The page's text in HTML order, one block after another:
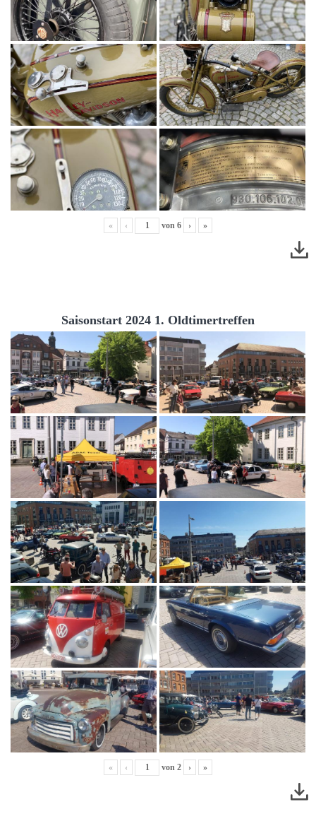
« ‹ von 6 › »
Saisonstart 2024 1. Oldtimertreffen
« ‹ von 2 › »